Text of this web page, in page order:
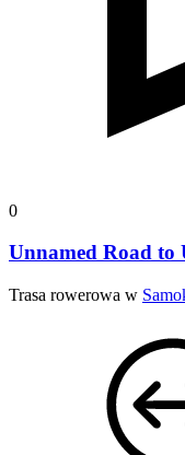
0
Unnamed Road to
Trasa rowerowa w